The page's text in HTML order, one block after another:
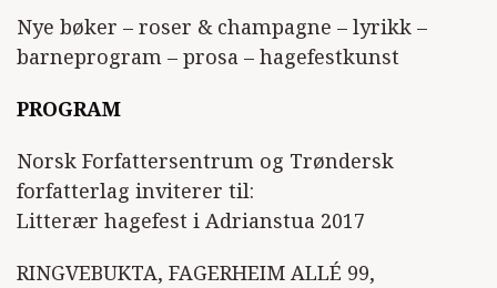
Nye bøker – roser & champagne – lyrikk –
barneprogram – prosa – hagefestkunst
PROGRAM
Norsk Forfattersentrum og Trøndersk
forfatterlag inviterer til:
Litterær hagefest i Adrianstua 2017
RINGVEBUKTA, FAGERHEIM ALLÉ 99,